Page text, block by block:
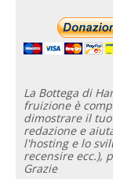
La Bottega di
fruizione è
dimostrare il
redazione e
l'hosting e lo
recensire ecc.),
Grazie